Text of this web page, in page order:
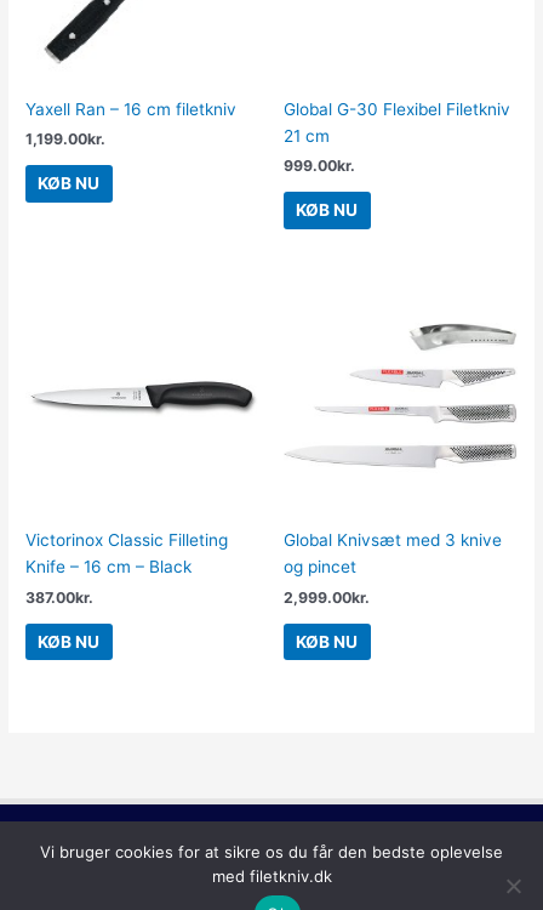
Yaxell Ran – 16 cm filetkniv
1,199.00kr.
KØB NU
Global G-30 Flexibel Filetkniv
21 cm
999.00kr.
KØB NU
Victorinox Classic Filleting
Knife – 16 cm – Black
387.00kr.
KØB NU
Global Knivsæt med 3 knive
og pincet
2,999.00kr.
KØB NU
Copyright © 2026 Filetkniv
Vi bruger cookies for at sikre os du får den bedste oplevelse
med filetkniv.dk